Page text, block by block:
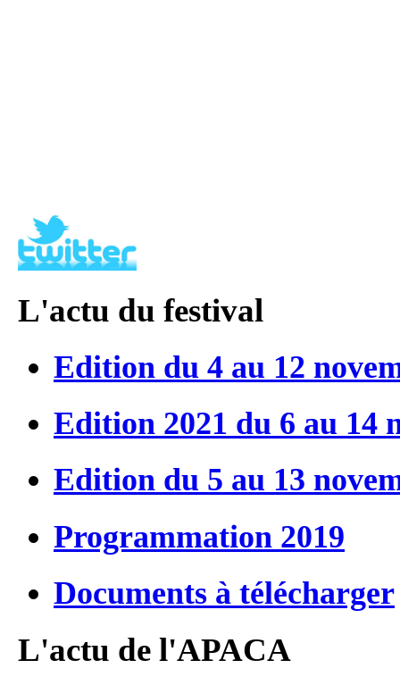
L'actu du festival
Edition du 4 au 12
Edition 2021 du 6 au 14
Edition du 5 au 13
Programmation 2019
Documents à télécharger
L'actu de l'APACA